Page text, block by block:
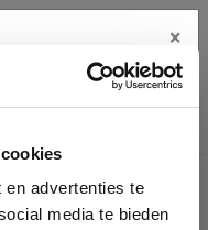
en advertenties te
media te bieden
×
om de fout te melden